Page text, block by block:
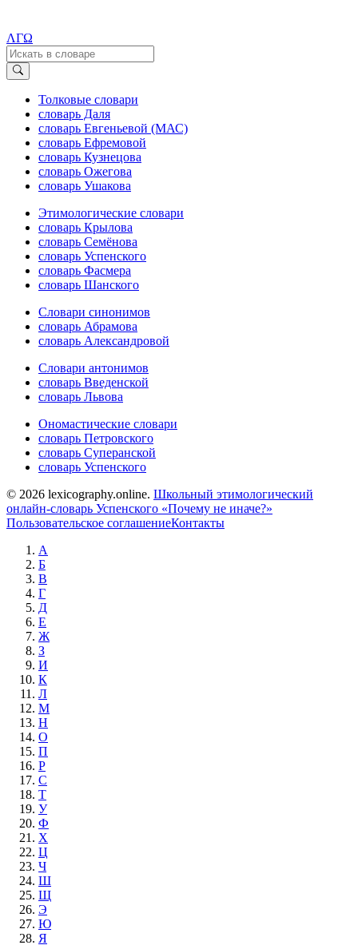
ΛΓΩ
Толковые словари
словарь Даля
словарь Евгеньевой (МАС)
словарь Ефремовой
словарь Кузнецова
словарь Ожегова
словарь Ушакова
Этимологические словари
словарь Крылова
словарь Семёнова
словарь Успенского
словарь Фасмера
словарь Шанского
Словари синонимов
словарь Абрамова
словарь Александровой
Словари антонимов
словарь Введенской
словарь Львова
Ономастические словари
словарь Петровского
словарь Суперанской
словарь Успенского
© 2026 lexicography.online. Школьный этимологический
онлайн-словарь Успенского «Почему не иначе?»
Пользовательское соглашениеКонтакты
А
Б
В
Г
Д
Е
Ж
З
И
К
Л
М
Н
О
П
Р
С
Т
У
Ф
Х
Ц
Ч
Ш
Щ
Э
Ю
Я